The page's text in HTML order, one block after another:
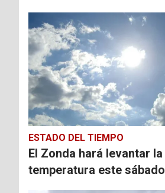
ESTADO DEL TIEMPO
El Zonda hará levantar la
temperatura este sábado